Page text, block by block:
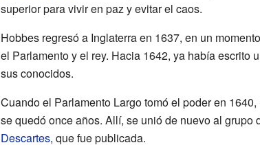
superior para vivir en paz y evitar el caos.
Hobbes regresó a Inglaterra en 1637, en un
el Parlamento y el rey. Hacia 1642, ya había escrito
sus conocidos.
Cuando el Parlamento Largo tomó el poder en
se quedó once años. Allí, se unió de nuevo al
Descartes, que fue publicada.